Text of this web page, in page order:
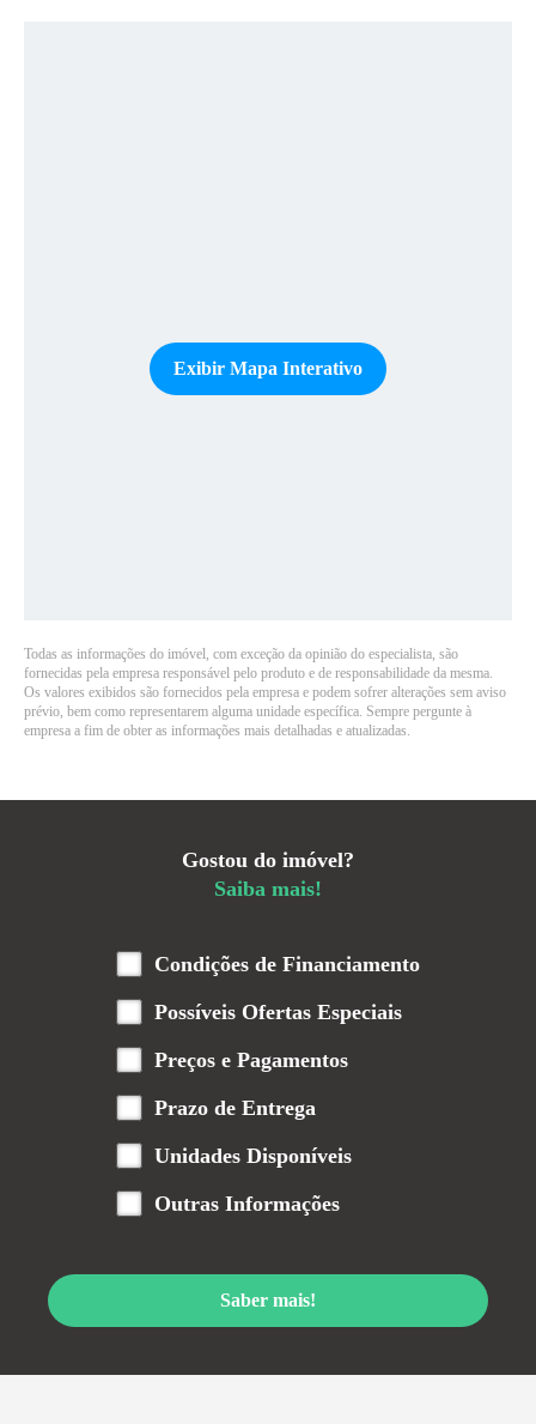
Exibir Mapa Interativo
Todas as informações do imóvel, com exceção da opinião do especialista, são
fornecidas pela empresa responsável pelo produto e de responsabilidade da mesma.
Os valores exibidos são fornecidos pela empresa e podem sofrer alterações sem aviso
prévio, bem como representarem alguma unidade específica. Sempre pergunte à
empresa a fim de obter as informações mais detalhadas e atualizadas.
Gostou do imóvel?
Saiba mais!
Condições de Financiamento
Possíveis Ofertas Especiais
Preços e Pagamentos
Prazo de Entrega
Unidades Disponíveis
Outras Informações
Saber mais!